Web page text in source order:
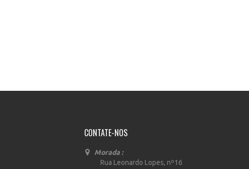
CONTATE-NOS
Morada :
Rua Leonardo Lopes, nº16